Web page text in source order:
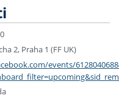
2, Praha 1 (FF UK)
events/